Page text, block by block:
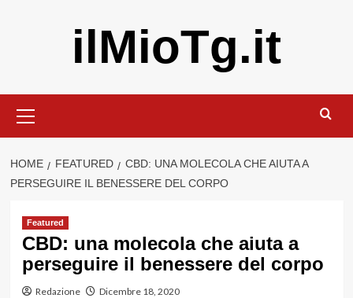
ilMioTg.it
principale
HOME FEATURED
CBD: UNA MOLECOLA CHE AIUTA A
PERSEGUIRE IL BENESSERE DEL CORPO
Featured
CBD: una molecola che aiuta a
perseguire il benessere del corpo
Redazione Dicembre 18, 2020